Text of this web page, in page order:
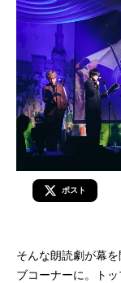
ポスト
そんな朗読劇が幕
ブコーナーに。ト